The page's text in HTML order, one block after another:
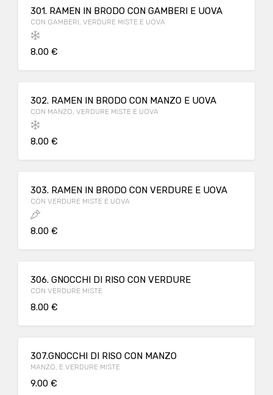
301. RAMEN IN BRODO CON GAMBERI E UOVA
CON GAMBERI, VERDURE MISTE E UOVA
8.00 €
302. RAMEN IN BRODO CON MANZO E UOVA
CON MANZO, VERDURE MISTE E UOVA
8.00 €
303. RAMEN IN BRODO CON VERDURE E UOVA
CON VERDURE MISTE E UOVA
8.00 €
306. GNOCCHI DI RISO CON VERDURE
CON VERDURE MISTE
8.00 €
307.GNOCCHI DI RISO CON MANZO
MANZO, E VERDURE MISTE
9.00 €